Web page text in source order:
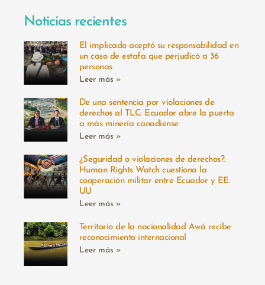
Noticias recientes
El implicado aceptó su responsabilidad en
un caso de estafa que perjudicó a 36
personas
Leer más »
De una sentencia por violaciones de
derechos al TLC: Ecuador abre la puerta
a más minería canadiense
Leer más »
¿Seguridad o violaciones de derechos?:
Human Rights Watch cuestiona la
cooperación militar entre Ecuador y EE.
UU
Leer más »
Territorio de la nacionalidad Awá recibe
reconocimiento internacional
Leer más »